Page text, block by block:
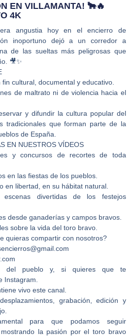
EN VILLAMANTA! 🐂🔥
4K
angustia hoy en el encierro de
inoportuno dejó a un corredor a
de las sueltas más peligrosas que
🎥✨
cultural, documental y educativo.
de maltrato ni de violencia hacia el
y difundir la cultura popular del
tradicionales que forman parte de la
de España.
EN NUESTROS VÍDEOS
y concursos de recortes de toda
en las fiestas de los pueblos.
en libertad, en su hábitat natural.
escenas divertidas de los festejos
desde ganaderías y campos bravos.
sobre la vida del toro bravo.
quieras compartir con nosotros?
del pueblo y, si quieres que te
Instagram.
vivo este canal.
grabación, edición y
para que podamos seguir
la pasión por el toro bravo